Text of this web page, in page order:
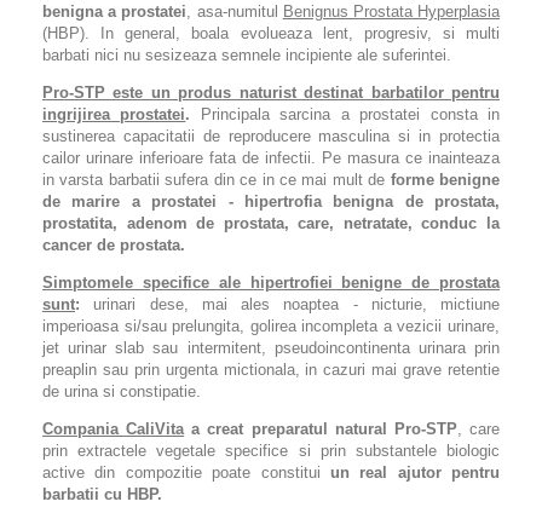
benigna a prostatei, asa-numitul Benignus Prostata Hyperplasia
(HBP). In general, boala evolueaza lent, progresiv, si multi
barbati nici nu sesizeaza semnele incipiente ale suferintei.
Pro-STP este un produs naturist destinat barbatilor pentru
ingrijirea prostatei. Principala sarcina a prostatei consta in
sustinerea capacitatii de reproducere masculina si in protectia
cailor urinare inferioare fata de infectii. Pe masura ce inainteaza
in varsta barbatii sufera din ce in ce mai mult de forme benigne
de marire a prostatei - hipertrofia benigna de prostata,
prostatita, adenom de prostata, care, netratate, conduc la
cancer de prostata.
Simptomele specifice ale hipertrofiei benigne de prostata
sunt: urinari dese, mai ales noaptea - nicturie, mictiune
imperioasa si/sau prelungita, golirea incompleta a vezicii urinare,
jet urinar slab sau intermitent, pseudoincontinenta urinara prin
preaplin sau prin urgenta mictionala, in cazuri mai grave retentie
de urina si constipatie.
Compania CaliVitaa creat preparatul natural Pro-STP, care
prin extractele vegetale specifice si prin substantele biologic
active din compozitie poate constitui un real ajutor pentru
barbatii cu HBP.